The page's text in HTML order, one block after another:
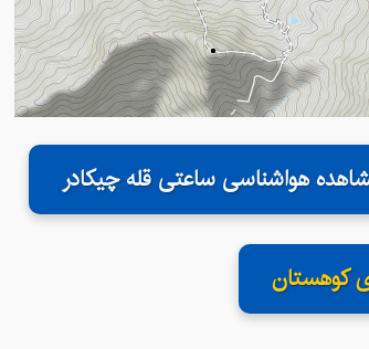
هواشناسی ساعتی قله چیکادر
کوهستان